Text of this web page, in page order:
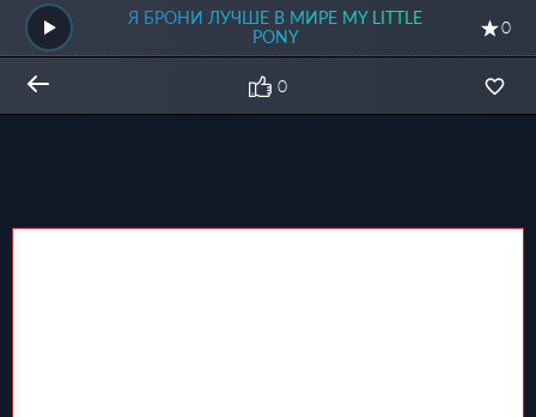
Я БРОНИ ЛУЧШЕ В МИРЕ MY LITTLE
PONY
0
0